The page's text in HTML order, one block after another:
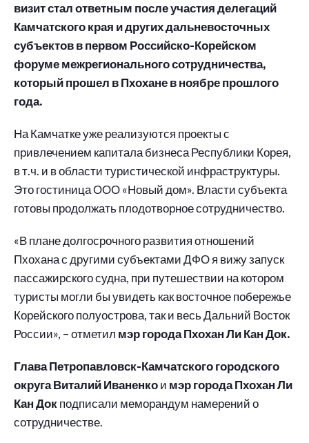
визит стал ответным после участия делегаций
Камчатского края и других дальневосточных
субъектов в первом Российско-Корейском
форуме межрегионального сотрудничества,
который прошел в Пхохане в ноябре прошлого
года.
На Камчатке уже реализуются проекты с
привлечением капитала бизнеса Республики Корея,
в т.ч. и в области туристической инфраструктуры.
Это гостиница ООО «Новый дом». Власти субъекта
готовы продолжать плодотворное сотрудничество.
«В плане долгосрочного развития отношений
Пхохана с другими субъектами ДФО я вижу запуск
пассажирского судна, при путешествии на котором
туристы могли бы увидеть как восточное побережье
Корейского полуострова, так и весь Дальний Восток
России», – отметил мэр города Пхохан Ли Кан Док.
Глава Петропавловск-Камчатского городского
округа Виталий Иваненкои мэр города Пхохан Ли
Кан Докподписали меморандум намерений о
сотрудничестве.